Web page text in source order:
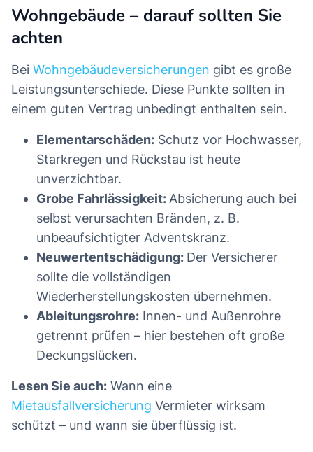
Wohngebäude – darauf sollten Sie
achten
Bei Wohngebäudeversicherungen gibt es große
Leistungsunterschiede. Diese Punkte sollten in
einem guten Vertrag unbedingt enthalten sein.
Elementarschäden: Schutz vor Hochwasser,
Starkregen und Rückstau ist heute
unverzichtbar.
Grobe Fahrlässigkeit: Absicherung auch bei
selbst verursachten Bränden, z. B.
unbeaufsichtigter Adventskranz.
Neuwertentschädigung: Der Versicherer
sollte die vollständigen
Wiederherstellungskosten übernehmen.
Ableitungsrohre: Innen- und Außenrohre
getrennt prüfen – hier bestehen oft große
Deckungslücken.
Lesen Sie auch: Wann eine
Mietausfallversicherung Vermieter wirksam
schützt – und wann sie überflüssig ist.